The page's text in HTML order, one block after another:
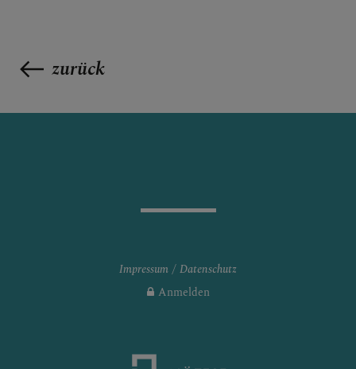
zurück
Impressum
Datenschutz
Anmelden